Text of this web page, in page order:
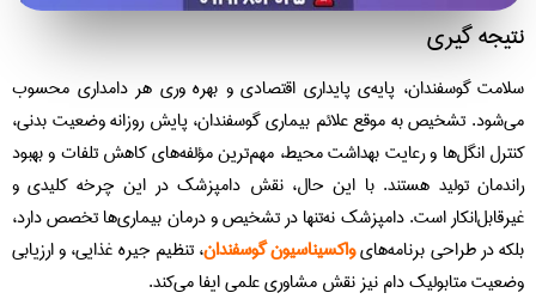
گیری
گوسفندان، پایه‌ی پایداری اقتصادی و بهره‌ وری هر دامداری محسوب
تشخیص به‌ موقع علائم بیماری‌ گوسفندان، پایش روزانه وضعیت بدنی،
انگل‌ها و رعایت بهداشت محیط، مهم‌ترین مؤلفه‌های کاهش تلفات و بهبود
تولید هستند. با این حال، نقش دامپزشک در این چرخه کلیدی و
است. دامپزشک نه‌تنها در تشخیص و درمان بیماری‌ها تخصص دارد،
در طراحی برنامه‌هایواکسیناسیون گوسفندان، تنظیم جیره غذایی، و ارزیابی
متابولیک دام نیز نقش مشاوری علمی ایفا می‌کند.